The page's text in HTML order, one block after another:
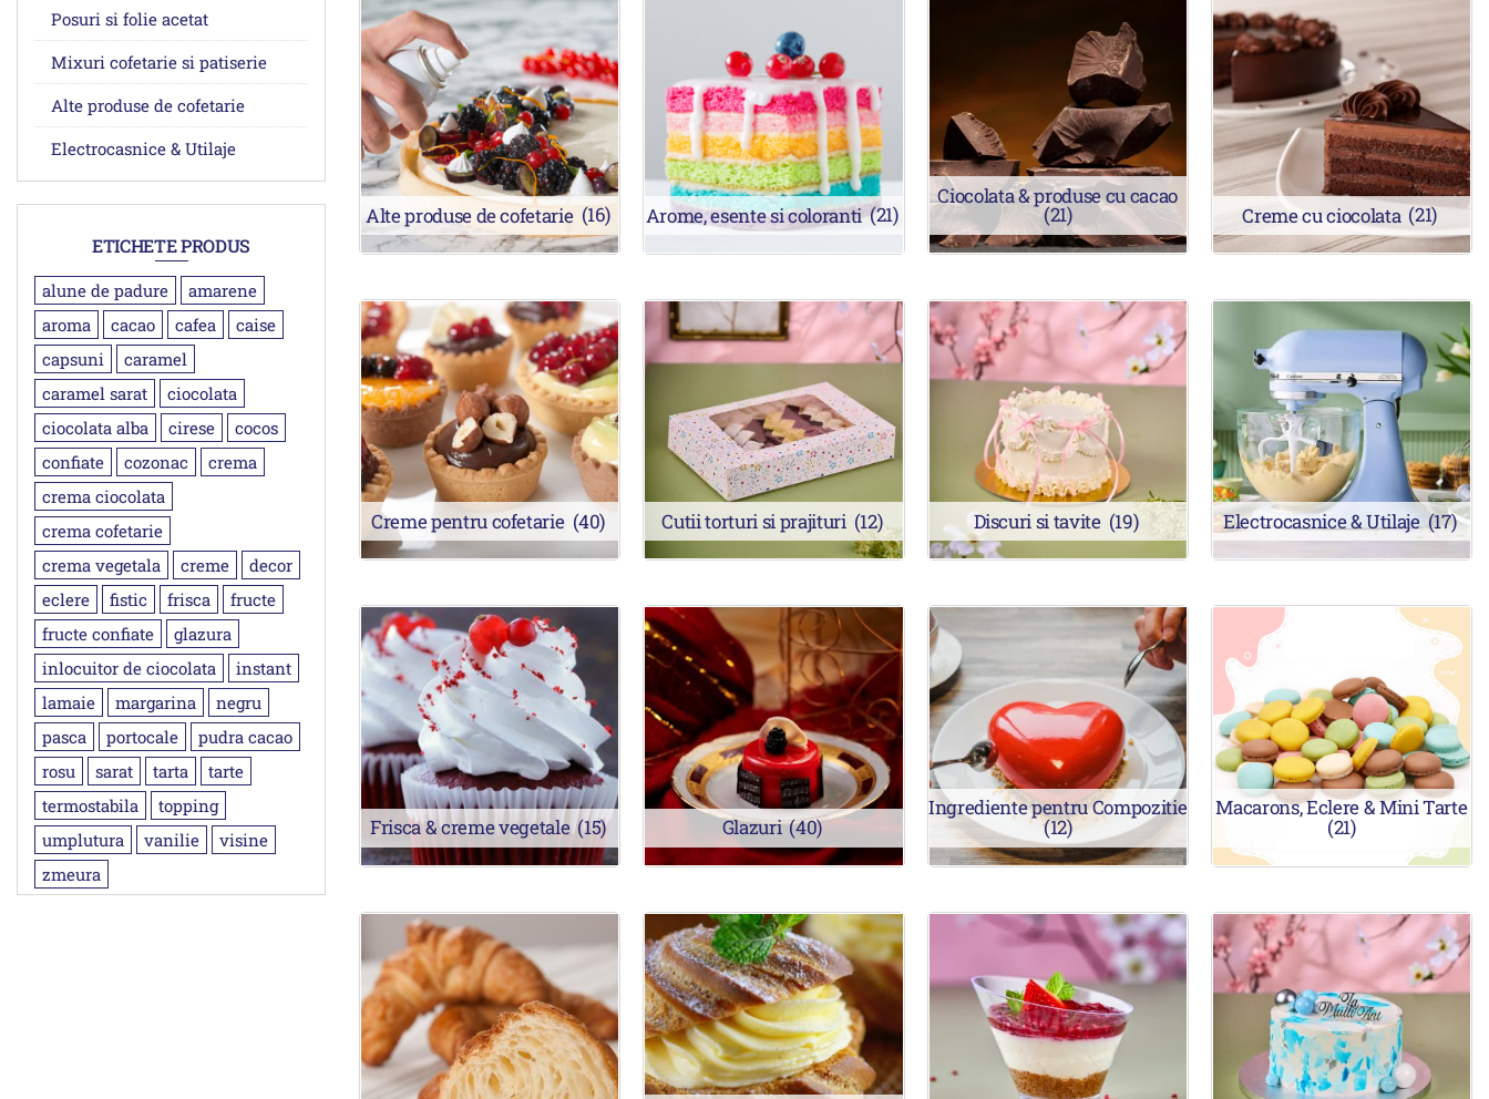
Posuri si folie acetat
Mixuri cofetarie si patiserie
Alte produse de cofetarie
Electrocasnice & Utilaje
ETICHETE PRODUS
alune de padure
amarene
aroma
cacao cafea
caise
capsuni
caramel
caramel sarat
ciocolata
ciocolata alba
cirese
cocos
confiate
cozonac
crema
crema ciocolata
crema cofetarie
crema vegetala
creme
decor
eclere
fistic frisca
fructe
fructe confiate
glazura
inlocuitor de ciocolata
instant
lamaie
margarina
negru
pasca
portocale
pudra cacao
rosu
sarat tarta
tarte
termostabila
topping
umplutura
vanilie
visine
zmeura
Alte produse de cofetarie (16) Arome, esente si coloranti(21)
Ciocolata & produse cu cacao
(21) Creme cu ciocolata (21)
Creme pentru cofetarie (40) Cutii torturi si prajituri (12) Discuri si tavite (19) Electrocasnice & Utilaje(17)
Frisca & creme vegetale (15) Glazuri(40)
Ingrediente pentru Compozitie
(12)
Macarons, Eclere & Mini Tarte
(21)